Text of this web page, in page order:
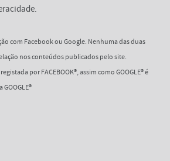
com Facebook ou Google. Nenhuma das duas
nos conteúdos publicados pelo site.
por FACEBOOK®, assim como GOOGLE® é